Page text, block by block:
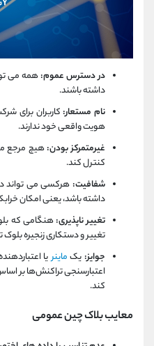
در دسترس عموم:همه می
داشته باشند.
نام مستعار: کاربران برای
هویت واقعی خود ندارند.
غیرمتمرکز بودن:هیچ مرجع
کنترل کند.
شفافیت: هرکسی می تواند
داشته باشد، یعنی امکان
تغییر ناپذیری:هنگامی که
تغییر و دستکاری زنجیره
جوایز: یکماینریا
اعتبارسنجی تراکنش‌ها بر
کند.
معایب بلاک چین عمومی